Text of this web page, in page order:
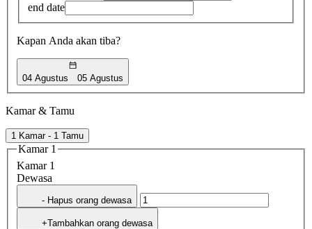
end date
Kapan Anda akan tiba?
04 Agustus 05 Agustus
Kamar & Tamu
1 Kamar - 1 Tamu
Kamar 1
Kamar 1
Dewasa
- Hapus orang dewasa
+Tambahkan orang dewasa